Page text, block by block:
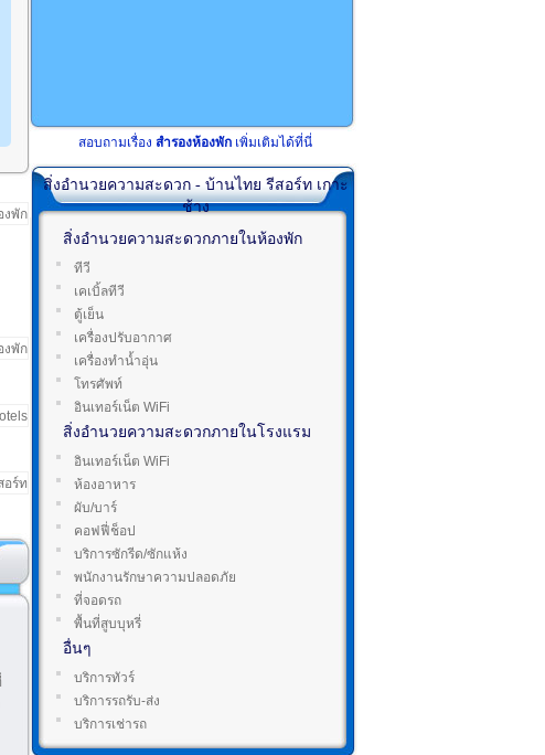
สอบถามเรื่อง สำรองห้องพัก เพิ่มเติมได้ที่นี่
สิ่งอำนวยความสะดวก - บ้านไทย รีสอร์ท เกาะ
ช้าง
สิ่งอำนวยความสะดวกภายในห้องพัก
ทีวี
เคเบิ้ลทีวี
ตู้เย็น
เครื่องปรับอากาศ
เครื่องทำน้ำอุ่น
โทรศัพท์
อินเทอร์เน็ต WiFi
สิ่งอำนวยความสะดวกภายในโรงแรม
อินเทอร์เน็ต WiFi
ห้องอาหาร
ผับ/บาร์
คอฟฟี่ช็อป
บริการซักรีด/ซักแห้ง
พนักงานรักษาความปลอดภัย
ที่จอดรถ
พื้นที่สูบบุหรี่
อื่นๆ
บริการทัวร์
บริการรถรับ-ส่ง
บริการเช่ารถ